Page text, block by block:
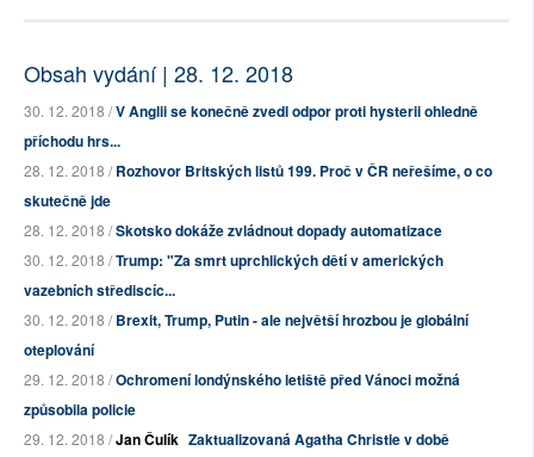
Obsah vydání | 28. 12. 2018
30. 12. 2018 /V Anglii se konečně zvedl odpor proti hysterii ohledně
příchodu hrs...
28. 12. 2018 /Rozhovor Britských listů 199. Proč v ČR neřešíme, o co
skutečně jde
28. 12. 2018 /Skotsko dokáže zvládnout dopady automatizace
30. 12. 2018 /Trump: "Za smrt uprchlických dětí v amerických
vazebních střediscíc...
30. 12. 2018 /Brexit, Trump, Putin - ale největší hrozbou je globální
oteplování
29. 12. 2018 /Ochromení londýnského letiště před Vánoci možná
způsobila policie
29. 12. 2018 /Jan Čulík Zaktualizovaná Agatha Christie v době